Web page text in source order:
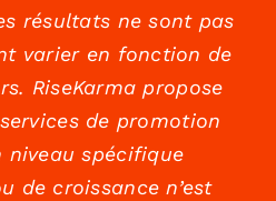
résultats ne sont pas
varier en fonction de
RiseKarma propose
de promotion
niveau spécifique
de croissance n’est